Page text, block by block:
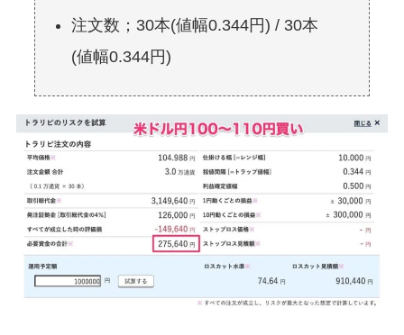
注文数；30本(値幅0.344円) / 30本
(値幅0.344円)